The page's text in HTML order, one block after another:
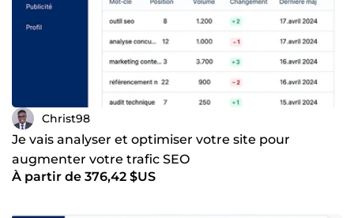
Christ98
Je vais analyser et optimiser votre site pour
augmenter votre trafic SEO
À partir de 376,42 $US